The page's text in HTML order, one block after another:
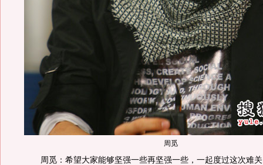
周觅
周觅：希望大家能够坚强一些再坚强一些，一起度过这次难